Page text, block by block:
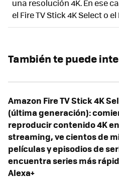
una resolución 4K. En ese
el Fire TV Stick 4K Select o
También te puede
Amazon Fire TV Stick 4K
(última generación):
reproducir contenido 4K en
streaming, ve cientos de
películas y episodios de
encuentra series más
Alexa+